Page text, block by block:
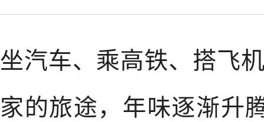
坐汽车、乘高铁、搭飞
家的旅途，年味逐渐升